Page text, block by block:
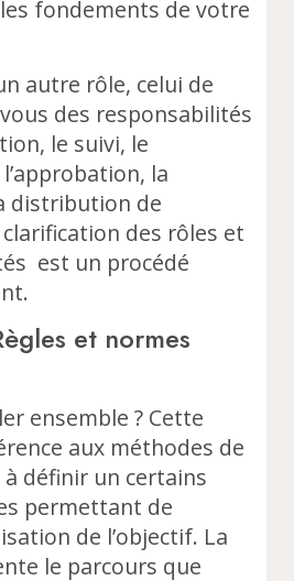
fondements de votre
autre rôle, celui de
des responsabilités
le suivi, le
la
distribution de
des rôles et
est un procédé
et normes
ensemble ? Cette
aux méthodes de
définir un certains
permettant de
de l’objectif. La
le parcours que